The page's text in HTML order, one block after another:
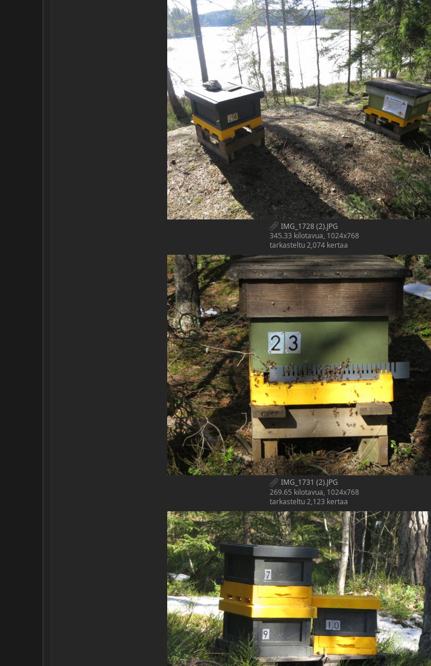
IMG_1728 (2).JPG
345.33 kilotavua, 1024x768
tarkasteltu 2,074 kertaa
IMG_1731 (2).JPG
269.65 kilotavua, 1024x768
tarkasteltu 2,123 kertaa